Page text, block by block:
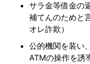
サラ金等借金の
補てんのためと
オレ詐欺）
公的機関を装い
ATMの操作を誘